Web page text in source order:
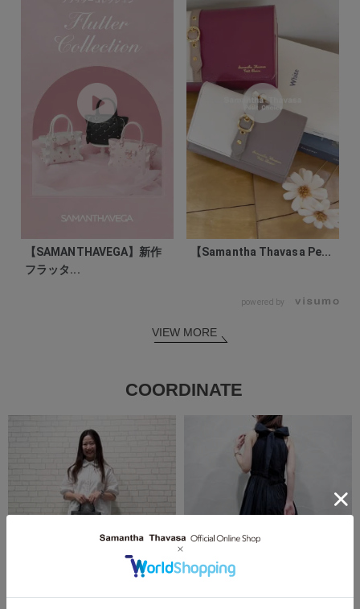
【SAMANTHAVEGA】新作
フラッタ...
【Samantha Thavasa Pe...
powered by
VIEW MORE
COORDINATE